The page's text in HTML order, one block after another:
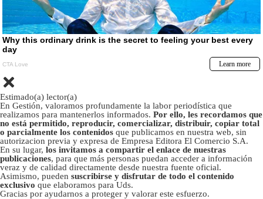
Estimado(a) lector(a)
En Gestión, valoramos profundamente la labor periodística que
realizamos para mantenerlos informados. Por ello, les recordamos que
no está permitido, reproducir, comercializar, distribuir, copiar total
o parcialmente los contenidos que publicamos en nuestra web, sin
autorizacion previa y expresa de Empresa Editora El Comercio S.A.
En su lugar, los invitamos a compartir el enlace de nuestras
publicaciones, para que más personas puedan acceder a información
veraz y de calidad directamente desde nuestra fuente oficial.
Asimismo, pueden suscribirse y disfrutar de todo el contenido
exclusivo que elaboramos para Uds.
Gracias por ayudarnos a proteger y valorar este esfuerzo.